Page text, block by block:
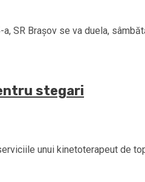
SR Braşov se va duela,
stegari
unui kinetoterapeut de